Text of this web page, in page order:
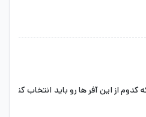
را دریافت کنید و به اکانت هایی
اکانت گرند فورس می گویند.
کدوم از این آفر ها رو باید انتخاب کن